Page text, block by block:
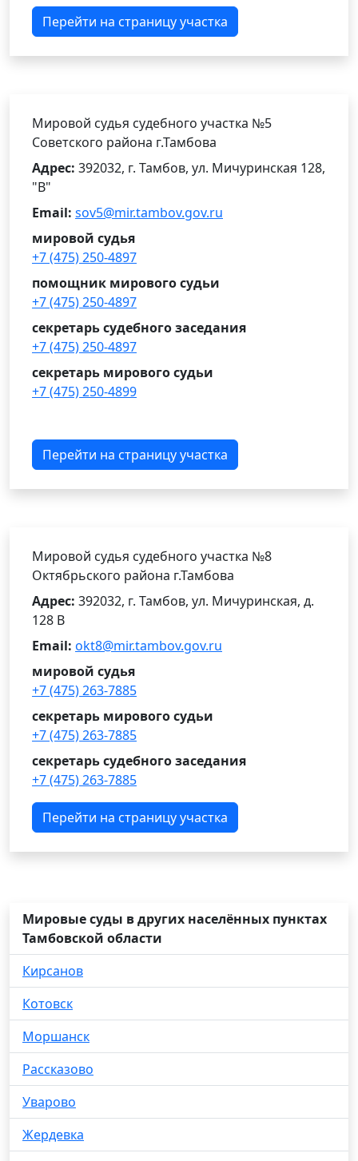
Перейти на страницу участка
Мировой судья судебного участка №5
Советского района г.Тамбова
Адрес: 392032, г. Тамбов, ул. Мичуринская 128,
"В"
Email: sov5@mir.tambov.gov.ru
мировой судья
+7 (475) 250-4897
помощник мирового судьи
+7 (475) 250-4897
секретарь судебного заседания
+7 (475) 250-4897
секретарь мирового судьи
+7 (475) 250-4899
Перейти на страницу участка
Мировой судья судебного участка №8
Октябрьского района г.Тамбова
Адрес: 392032, г. Тамбов, ул. Мичуринская, д.
128 В
Email: okt8@mir.tambov.gov.ru
мировой судья
+7 (475) 263-7885
секретарь мирового судьи
+7 (475) 263-7885
секретарь судебного заседания
+7 (475) 263-7885
Перейти на страницу участка
Мировые суды в других населённых пунктах
Тамбовской области
Кирсанов
Котовск
Моршанск
Рассказово
Уварово
Жердевка